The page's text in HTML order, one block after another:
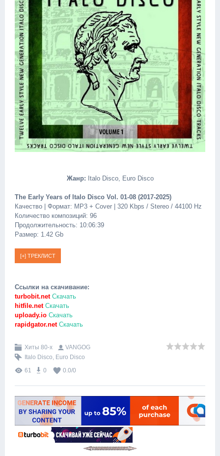
Жанр: Italo Disco, Euro Disco
The Early Years of Italo Disco Vol. 01-08 (2017-2025)
Качество | Формат: MP3 + Cover | 320 Kbps / Stereo / 44100 Hz
Количество композиций: 96
Продолжительность: 10:06:39
Размер: 1.42 Gb
Ссылки на скачивание:
turbobit.netСкачать
hitfile.netСкачать
uploady.io Скачать
rapidgator.netСкачать
Хиты 80-х
VANGOG
Italo Disco, Euro Disco
61
0 0.0/0